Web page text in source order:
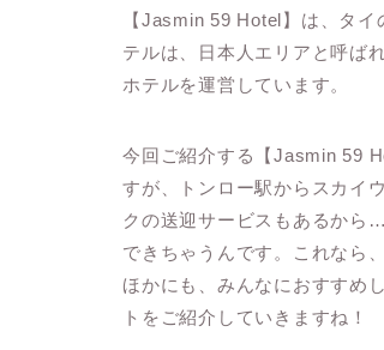
【Jasmin 59 Hotel】は、タ
テルは、日本人エリアと呼ば
ホテルを運営しています。
今回ご紹介する【Jasmin 59
すが、トンロー駅からスカイ
クの送迎サービスもあるか
できちゃうんです。これなら
ほかにも、みんなにおすすめ
トをご紹介していきますね！